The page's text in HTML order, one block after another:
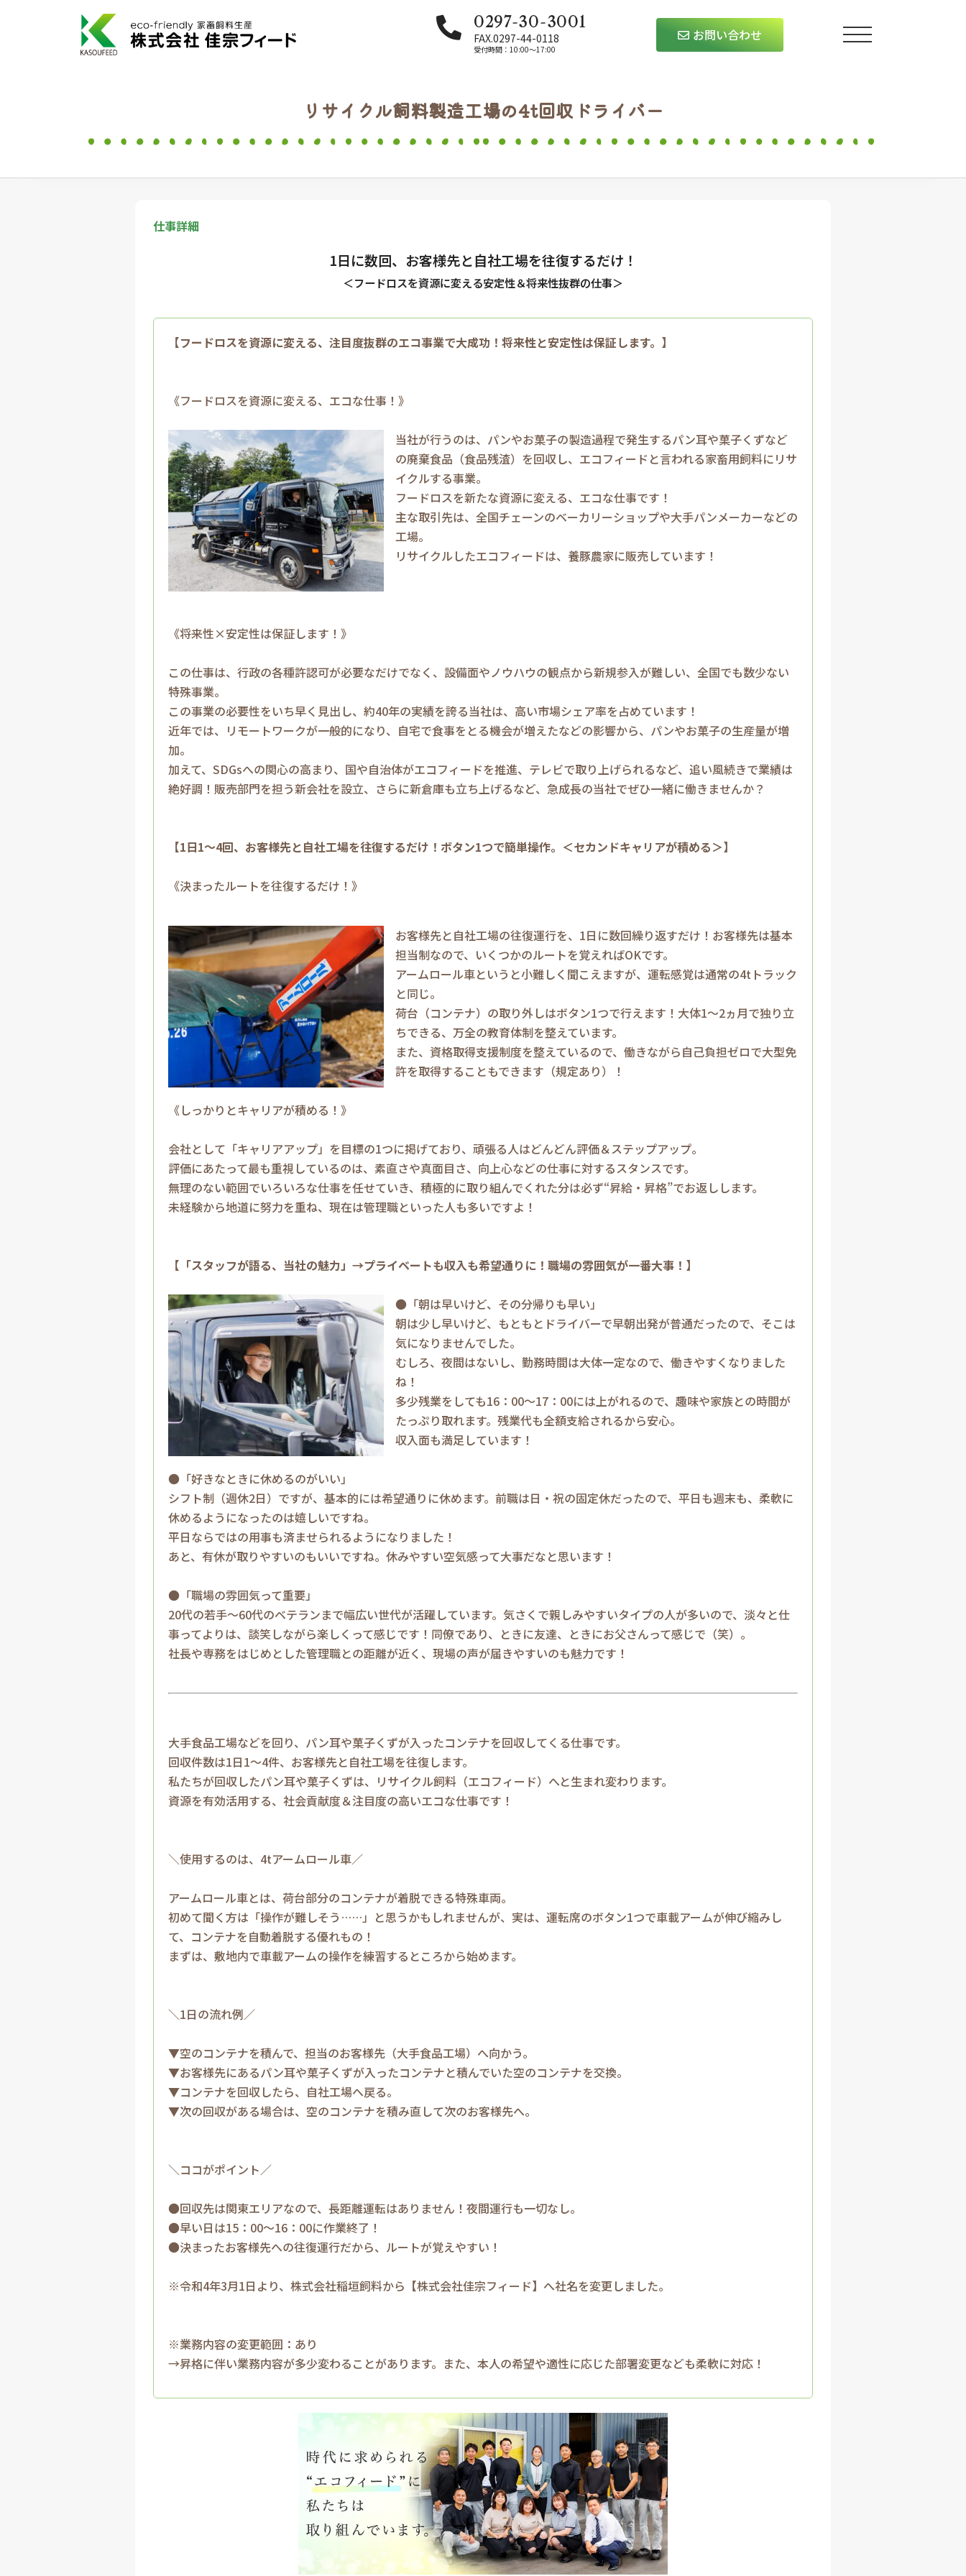
0297-30-3001
FAX.0297-44-0118
受付時間：10:00〜17:00
お問い合わせ
リサイクル飼料製造工場の4t回収ドライバー
仕事詳細
1日に数回、お客様先と自社工場を往復するだけ！
＜フードロスを資源に変える安定性＆将来性抜群の仕事＞
【フードロスを資源に変える、注目度抜群のエコ事業で大成功！将来性と安定性は保証します。】
《フードロスを資源に変える、エコな仕事！》
当社が行うのは、パンやお菓子の製造過程で発生するパン耳や菓子くずなど
の廃棄食品（食品残渣）を回収し、エコフィードと言われる家畜用飼料にリサ
イクルする事業。
フードロスを新たな資源に変える、エコな仕事です！
主な取引先は、全国チェーンのベーカリーショップや大手パンメーカーなどの
工場。
リサイクルしたエコフィードは、養豚農家に販売しています！
《将来性×安定性は保証します！》
この仕事は、行政の各種許認可が必要なだけでなく、設備面やノウハウの観点から新規参入が難しい、全国でも数少ない
特殊事業。
この事業の必要性をいち早く見出し、約40年の実績を誇る当社は、高い市場シェア率を占めています！
近年では、リモートワークが一般的になり、自宅で食事をとる機会が増えたなどの影響から、パンやお菓子の生産量が増
加。
加えて、SDGsへの関心の高まり、国や自治体がエコフィードを推進、テレビで取り上げられるなど、追い風続きで業績は
絶好調！販売部門を担う新会社を設立、さらに新倉庫も立ち上げるなど、急成長の当社でぜひ一緒に働きませんか？
【1日1～4回、お客様先と自社工場を往復するだけ！ボタン1つで簡単操作。＜セカンドキャリアが積める＞】
《決まったルートを往復するだけ！》
お客様先と自社工場の往復運行を、1日に数回繰り返すだけ！お客様先は基本
担当制なので、いくつかのルートを覚えればOKです。
アームロール車というと小難しく聞こえますが、運転感覚は通常の4tトラック
と同じ。
荷台（コンテナ）の取り外しはボタン1つで行えます！大体1～2ヵ月で独り立
ちできる、万全の教育体制を整えています。
また、資格取得支援制度を整えているので、働きながら自己負担ゼロで大型免
許を取得することもできます（規定あり）！
《しっかりとキャリアが積める！》
会社として「キャリアアップ」を目標の1つに掲げており、頑張る人はどんどん評価＆ステップアップ。
評価にあたって最も重視しているのは、素直さや真面目さ、向上心などの仕事に対するスタンスです。
無理のない範囲でいろいろな仕事を任せていき、積極的に取り組んでくれた分は必ず“昇給・昇格”でお返しします。
未経験から地道に努力を重ね、現在は管理職といった人も多いですよ！
【「スタッフが語る、当社の魅力」→プライベートも収入も希望通りに！職場の雰囲気が一番大事！】
●「朝は早いけど、その分帰りも早い」
朝は少し早いけど、もともとドライバーで早朝出発が普通だったので、そこは
気になりませんでした。
むしろ、夜間はないし、勤務時間は大体一定なので、働きやすくなりました
ね！
多少残業をしても16：00～17：00には上がれるので、趣味や家族との時間が
たっぷり取れます。残業代も全額支給されるから安心。
収入面も満足しています！
●「好きなときに休めるのがいい」
シフト制（週休2日）ですが、基本的には希望通りに休めます。前職は日・祝の固定休だったので、平日も週末も、柔軟に
休めるようになったのは嬉しいですね。
平日ならではの用事も済ませられるようになりました！
あと、有休が取りやすいのもいいですね。休みやすい空気感って大事だなと思います！
●「職場の雰囲気って重要」
20代の若手～60代のベテランまで幅広い世代が活躍しています。気さくで親しみやすいタイプの人が多いので、淡々と仕
事ってよりは、談笑しながら楽しくって感じです！同僚であり、ときに友達、ときにお父さんって感じで（笑）。
社長や専務をはじめとした管理職との距離が近く、現場の声が届きやすいのも魅力です！
大手食品工場などを回り、パン耳や菓子くずが入ったコンテナを回収してくる仕事です。
回収件数は1日1～4件、お客様先と自社工場を往復します。
私たちが回収したパン耳や菓子くずは、リサイクル飼料（エコフィード）へと生まれ変わります。
資源を有効活用する、社会貢献度＆注目度の高いエコな仕事です！
＼使用するのは、4tアームロール車／
アームロール車とは、荷台部分のコンテナが着脱できる特殊車両。
初めて聞く方は「操作が難しそう……」と思うかもしれませんが、実は、運転席のボタン1つで車載アームが伸び縮みし
て、コンテナを自動着脱する優れもの！
まずは、敷地内で車載アームの操作を練習するところから始めます。
＼1日の流れ例／
▼空のコンテナを積んで、担当のお客様先（大手食品工場）へ向かう。
▼お客様先にあるパン耳や菓子くずが入ったコンテナと積んでいた空のコンテナを交換。
▼コンテナを回収したら、自社工場へ戻る。
▼次の回収がある場合は、空のコンテナを積み直して次のお客様先へ。
＼ココがポイント／
●回収先は関東エリアなので、長距離運転はありません！夜間運行も一切なし。
●早い日は15：00～16：00に作業終了！
●決まったお客様先への往復運行だから、ルートが覚えやすい！
※令和4年3月1日より、株式会社稲垣飼料から【株式会社佳宗フィード】へ社名を変更しました。
※業務内容の変更範囲：あり
→昇格に伴い業務内容が多少変わることがあります。また、本人の希望や適性に応じた部署変更なども柔軟に対応！